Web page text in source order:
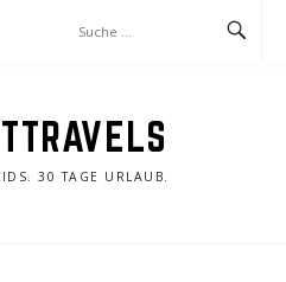
30 TAGE URLAUB.